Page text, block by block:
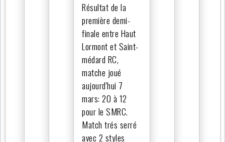
Résultat de la
première demi-
finale entre Haut
Lormont et Saint-
médard RC,
matche joué
aujourd'hui 7
mars: 20 à 12
pour le SMRC.
Match trés serré
avec 2 styles